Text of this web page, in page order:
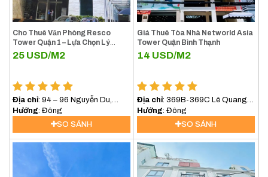
Cho Thuê Văn Phòng Resco
Tower Quận 1 – Lựa Chọn Lý
Tưởng Cho Doanh Nghiệp Tại
Trung Tâm TP.HCM
25 USD/M2
Địa chỉ: 94 – 96 Nguyễn Du,
Phường Sài Gòn (Phường Bến
Nghé, Quận 1)
Hướng : Đông
SO SÁNH
Giá Thuê Tòa Nhà Networld Asia
Tower Quận Bình Thạnh
14 USD/M2
Địa chỉ: 369B-369C Lê Quang
Định, Phường Bình Lợi Trung,
(Bình Thạnh) TP.HCM
Hướng : Đông
SO SÁNH